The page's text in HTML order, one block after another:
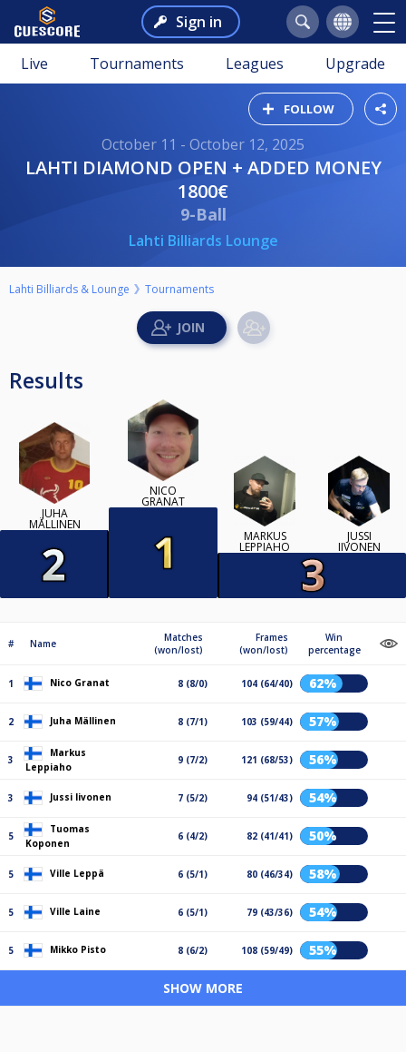
Sign in
Live Tournaments Leagues Upgrade
FOLLOW
October 11 - October 12, 2025
LAHTI DIAMOND OPEN + ADDED MONEY
1800€
9-Ball
Lahti Billiards Lounge
Lahti Billiards & Lounge Tournaments
Results
JUHA
MÄLLINEN
NICO
GRANAT
MARKUS
LEPPIAHO
JUSSI
IIVONEN
# Name
Matches
(won/lost)
Frames
(won/lost)
Win
percentage
1 Nico Granat 8 (8/0) 104 (64/40) 62%
2 Juha Mällinen 8 (7/1) 103 (59/44) 57%
3
Markus
Leppiaho
9 (7/2) 121 (68/53) 56%
3 Jussi Iivonen 7 (5/2) 94 (51/43) 54%
5
Tuomas
Koponen
6 (4/2) 82 (41/41) 50%
5 Ville Leppä 6 (5/1) 80 (46/34) 58%
5 Ville Laine 6 (5/1) 79 (43/36) 54%
5 Mikko Pisto 8 (6/2) 108 (59/49) 55%
SHOW MORE